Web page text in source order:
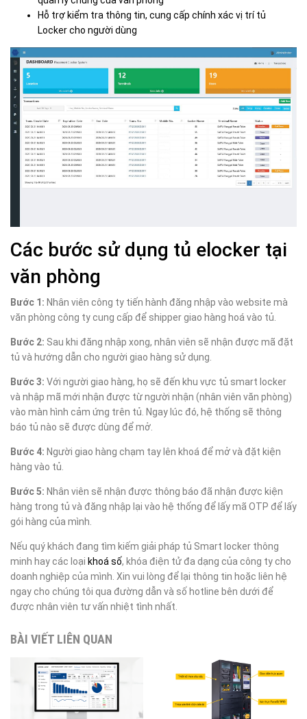
Hỗ trợ kiểm tra thông tin, cung cấp chính xác vị trítủ
Lockercho người dùng
Các bước sử dụng tủ elocker tại
văn phòng
Bước 1: Nhân viên công ty tiến hành đăng nhập vào website mà
văn phòng công ty cung cấp để shipper giao hàng hoá vào tủ.
Bước 2: Sau khi đăng nhập xong, nhân viên sẽ nhận được mã đặt
tủ và hướng dẫn cho người giao hàng sử dụng.
Bước 3: Với người giao hàng, họ sẽ đến khu vực tủ smart locker
và nhập mã mới nhận được từ người nhận (nhân viên văn phòng)
vào màn hình cảm ứng trên tủ. Ngay lúc đó, hệ thống sẽ thông
báo tủ nào sẽ được dùng để mở.
Bước 4: Người giao hàng chạm tay lên khoá để mở và đặt kiện
hàng vào tủ.
Bước 5: Nhân viên sẽ nhận được thông báo đã nhận được kiện
hàng trong tủ và đăng nhập lại vào hệ thống để lấy mã OTP để lấy
gói hàng của mình.
Nếu quý khách đang tìm kiếm giải pháp tủ Smart locker thông
minh hay các loại khoá số, khóa điện tử đa dạng của công ty cho
doanh nghiệp của mình. Xin vui lòng để lại thông tin hoặc liên hệ
ngay cho chúng tôi qua đường dẫn và số hotline bên dưới để
được nhân viên tư vấn nhiệt tình nhất.
BÀI VIẾT LIÊN QUAN